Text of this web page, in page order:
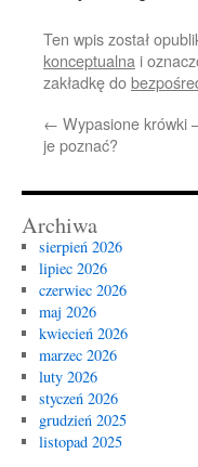
Ten wpis został
konceptualna i
zakładkę do
← Wypasione krówki
je poznać?
Archiwa
sierpień 2026
lipiec 2026
czerwiec 2026
maj 2026
kwiecień 2026
marzec 2026
luty 2026
styczeń 2026
grudzień 2025
listopad 2025